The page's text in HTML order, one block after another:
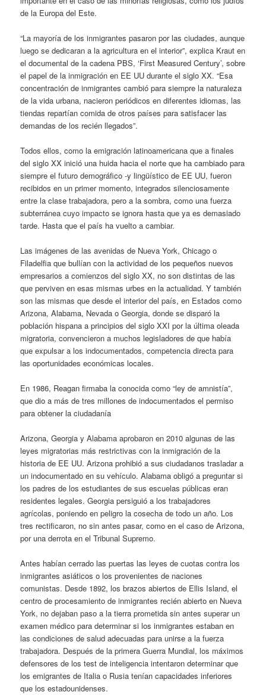
de la Europa del Este.
“La mayoría de los inmigrantes pasaron por las ciudades, aunque
luego se dedicaran a la agricultura en el interior”, explica Kraut en
el documental de la cadena PBS, ‘First Measured Century’, sobre
el papel de la inmigración en EE UU durante el siglo XX. “Esa
concentración de inmigrantes cambió para siempre la naturaleza
de la vida urbana, nacieron periódicos en diferentes idiomas, las
tiendas repartían comida de otros países para satisfacer las
demandas de los recién llegados”.
Todos ellos, como la emigración latinoamericana que a finales
del siglo XX inició una huida hacia el norte que ha cambiado para
siempre el futuro demográfico -y lingüístico de EE UU, fueron
recibidos en un primer momento, integrados silenciosamente
entre la clase trabajadora, pero a la sombra, como una fuerza
subterránea cuyo impacto se ignora hasta que ya es demasiado
tarde. Hasta que el país ha vuelto a cambiar.
Las imágenes de las avenidas de Nueva York, Chicago o
Filadelfia que bullían con la actividad de los pequeños nuevos
empresarios a comienzos del siglo XX, no son distintas de las
que perviven en esas mismas urbes en la actualidad. Y también
son las mismas que desde el interior del país, en Estados como
Arizona, Alabama, Nevada o Georgia, donde se disparó la
población hispana a principios del siglo XXI por la última oleada
migratoria, convencieron a muchos legisladores de que había
que expulsar a los indocumentados, competencia directa para
las oportunidades económicas locales.
En 1986, Reagan firmaba la conocida como “ley de amnistía”,
que dio a más de tres millones de indocumentados el permiso
para obtener la ciudadanía
Arizona, Georgia y Alabama aprobaron en 2010 algunas de las
leyes migratorias más restrictivas con la inmigración de la
historia de EE UU. Arizona prohibió a sus ciudadanos trasladar a
un indocumentado en su vehículo. Alabama obligó a preguntar si
los padres de los estudiantes de sus escuelas públicas eran
residentes legales. Georgia persiguió a los trabajadores
agrícolas, poniendo en peligro la cosecha de todo un año. Los
tres rectificaron, no sin antes pasar, como en el caso de Arizona,
por una derrota en el Tribunal Supremo.
Antes habían cerrado las puertas las leyes de cuotas contra los
inmigrantes asiáticos o los provenientes de naciones
comunistas. Desde 1892, los brazos abiertos de Ellis Island, el
centro de procesamiento de inmigrantes recién abierto en Nueva
York, no dejaban paso a la tierra prometida sin antes superar un
examen médico para determinar si los inmigrantes estaban en
las condiciones de salud adecuadas para unirse a la fuerza
trabajadora. Después de la primera Guerra Mundial, los máximos
defensores de los test de inteligencia intentaron determinar que
los emigrantes de Italia o Rusia tenían capacidades inferiores
que los estadounidenses.